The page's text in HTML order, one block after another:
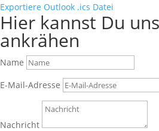
Exportiere Outlook .ics Datei
Hier kannst Du
ankrähen
Name
E-Mail-Adresse
Nachricht